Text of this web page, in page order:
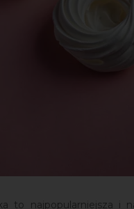
to najpopularniejsza i